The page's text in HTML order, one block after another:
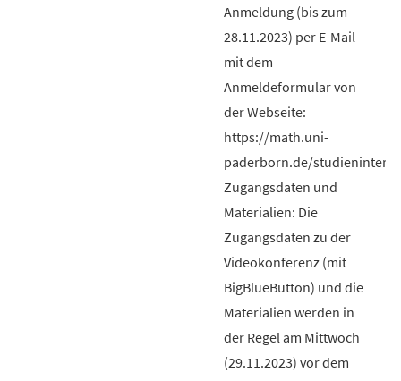
Anmeldung (bis zum
28.11.2023) per E-Mail
mit dem
Anmeldeformular von
der Webseite:
https://math.uni-
paderborn.de/
Zugangsdaten und
Materialien: Die
Zugangsdaten zu der
Videokonferenz (mit
BigBlueButton) und die
Materialien werden in
der Regel am Mittwoch
(29.11.2023) vor dem